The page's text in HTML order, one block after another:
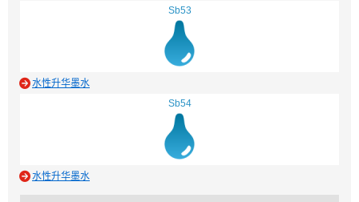
Sb53
水性升华墨水
Sb54
水性升华墨水